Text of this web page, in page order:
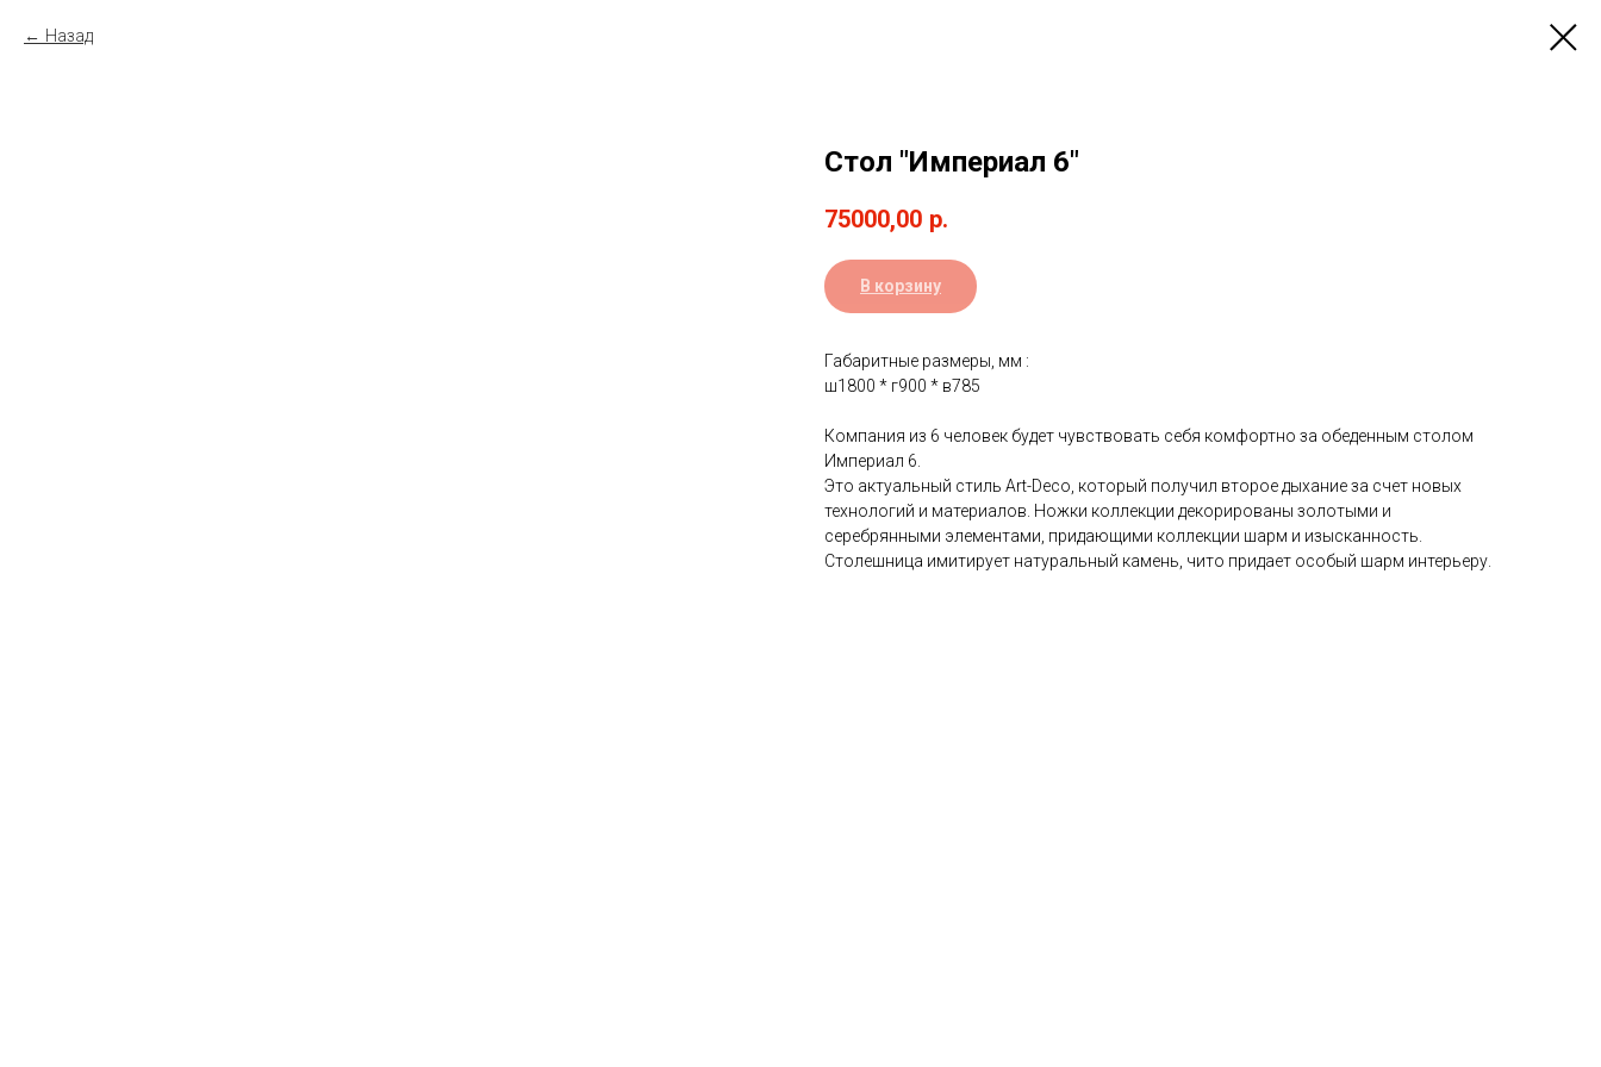
Назад
Стол "Империал 6"
75000,00 р.
В корзину
Габаритные размеры, мм :
ш1800 * г900 * в785
Компания из 6 человек будет чувствовать себя комфортно за обеденным столом
Империал 6.
Это актуальный стиль Art-Deco, который получил второе дыхание за счет новых
технологий и материалов. Ножки коллекции декорированы золотыми и
серебрянными элементами, придающими коллекции шарм и изысканность.
Столешница имитирует натуральный камень, чито придает особый шарм интерьеру.